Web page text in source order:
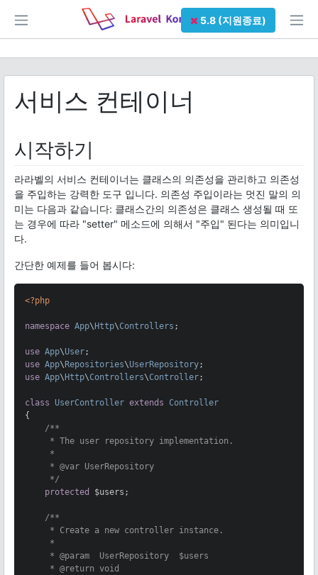
5.8 (지원종료)
서비스 컨테이너
시작하기
라라벨의 서비스 컨테이너는 클래스의 의존성을 관리하고 의존성
을 주입하는 강력한 도구 입니다. 의존성 주입이라는 멋진 말의 의
미는 다음과 같습니다: 클래스간의 의존성은 클래스 생성될 때 또
는 경우에 따라 "setter" 메소드에 의해서 "주입" 된다는 의미입니
다.
간단한 예제를 들어 봅시다:
<?php
namespace App\ Http\Controllers ;
use App\User
use App\ Repositories\UserRepository
use App\ Http\Controllers\Controller;
class UserController extends Controller
{
/**
     * The user repository implementation.
     *
     *
@var UserRepository
     */
protected
$users;
/**
     * Create a new controller instance.
     *
     *
@param
  UserRepository  $users
     *
@return void